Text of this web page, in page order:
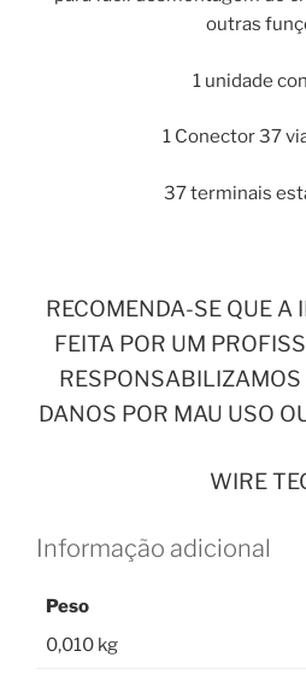
outras
1 unidade
1 Conector 37
37 terminais
RECOMENDA-SE QUE A
FEITA POR UM
DANOS POR MAU USO
WIRE
Informação adicional
Peso
0,010 kg